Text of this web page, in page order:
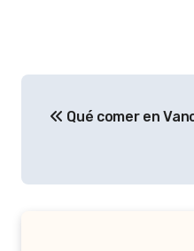
de
Qué comer en